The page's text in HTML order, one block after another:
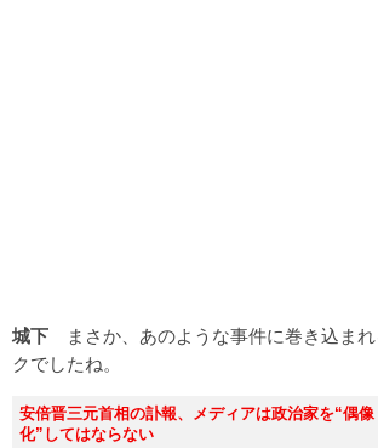
城下 まさか、あのような事件に巻き込ま
クでしたね。
安倍晋三元首相の訃報、メディアは政治家を“偶像
化”してはならない